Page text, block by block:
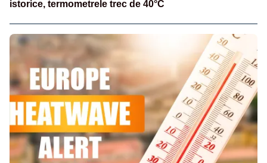
istorice, termometrele trec de 40°C